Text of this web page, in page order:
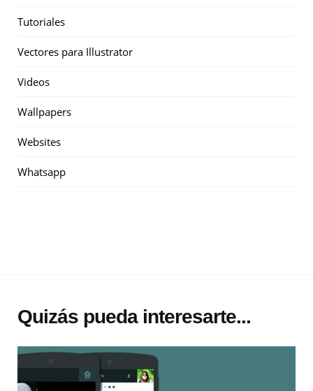
Tutoriales
Vectores para Illustrator
Videos
Wallpapers
Websites
Whatsapp
Quizás pueda interesarte...